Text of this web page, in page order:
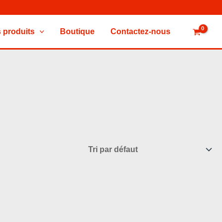
produits Boutique Contactez-nous